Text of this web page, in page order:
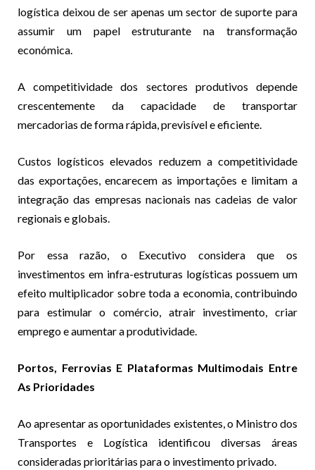
logística deixou de ser apenas um sector de suporte para
assumir um papel estruturante na transformação
económica.
A competitividade dos sectores produtivos depende
crescentemente da capacidade de transportar
mercadorias de forma rápida, previsível e eficiente.
Custos logísticos elevados reduzem a competitividade
das exportações, encarecem as importações e limitam a
integração das empresas nacionais nas cadeias de valor
regionais e globais.
Por essa razão, o Executivo considera que os
investimentos em infra-estruturas logísticas possuem um
efeito multiplicador sobre toda a economia, contribuindo
para estimular o comércio, atrair investimento, criar
emprego e aumentar a produtividade.
Portos, Ferrovias E Plataformas Multimodais Entre
As Prioridades
Ao apresentar as oportunidades existentes, o Ministro dos
Transportes e Logística identificou diversas áreas
consideradas prioritárias para o investimento privado.